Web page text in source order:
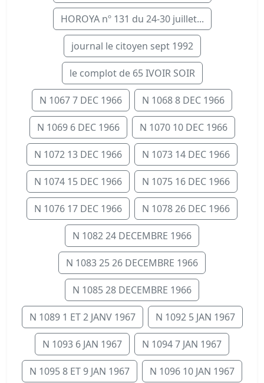
HOROYA nº 131 du 24-30 juillet...
journal le citoyen sept 1992
le complot de 65 IVOIR SOIR
N 1067 7 DEC 1966 N 1068 8 DEC 1966
N 1069 6 DEC 1966 N 1070 10 DEC 1966
N 1072 13 DEC 1966 N 1073 14 DEC 1966
N 1074 15 DEC 1966 N 1075 16 DEC 1966
N 1076 17 DEC 1966 N 1078 26 DEC 1966
N 1082 24 DECEMBRE 1966
N 1083 25 26 DECEMBRE 1966
N 1085 28 DECEMBRE 1966
N 1089 1 ET 2 JANV 1967 N 1092 5 JAN 1967
N 1093 6 JAN 1967 N 1094 7 JAN 1967
N 1095 8 ET 9 JAN 1967 N 1096 10 JAN 1967